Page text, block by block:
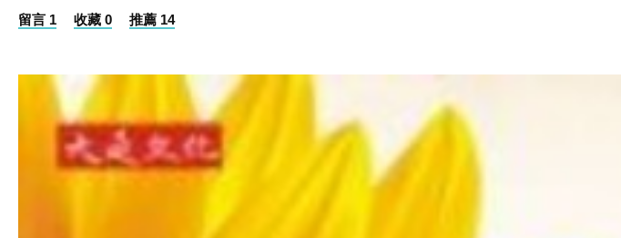
留言 1 收藏 0 推薦 14